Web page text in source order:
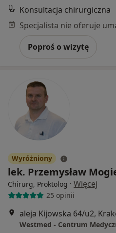
Konsultacja chirurgiczna
Poproś o wizytę
Wyróżniony
lek. Przemysław
Chirurg, Proktolog · Więcej
25 opinii
aleja Kijowska 64/u2,
Westmed - Centrum